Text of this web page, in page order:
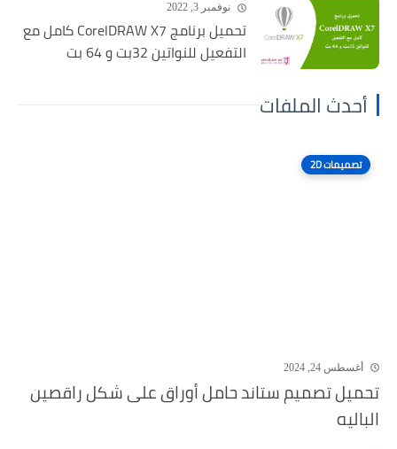
نوفمبر 3, 2022
تحميل برنامج CorelDRAW X7 كامل مع
التفعيل للنواتين 32بت و 64 بت
أحدث الملفات
تصميمات 2D
أغسطس 24, 2024
تحميل تصميم ستاند حامل أوراق على شكل راقصين
الباليه